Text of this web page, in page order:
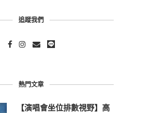
追蹤我們
熱門文章
【演唱會坐位排數視野】高